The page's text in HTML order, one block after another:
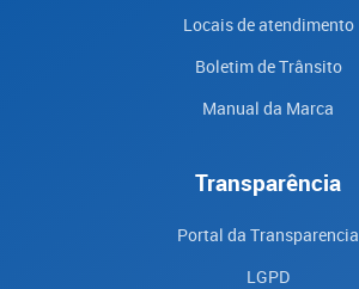
Locais de atendimento
Boletim de Trânsito
Manual da Marca
Transparência
Portal da Transparencia
LGPD